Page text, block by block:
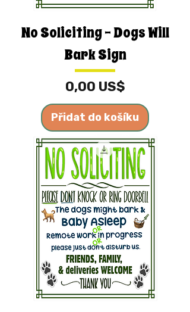
No Soliciting - Dogs Will
Bark Sign
Cena
0,00 US$
Přidat do košíku